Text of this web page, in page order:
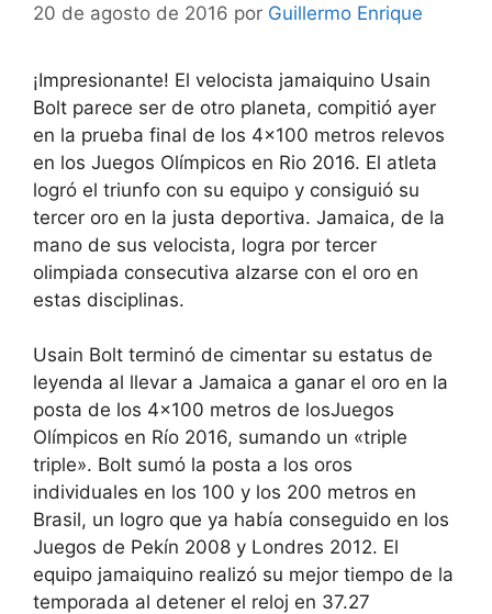
20 de agosto de 2016 por Guillermo Enrique
¡Impresionante! El velocista jamaiquino Usain
Bolt parece ser de otro planeta, compitió ayer
en la prueba final de los 4×100 metros relevos
en los Juegos Olímpicos en Rio 2016. El atleta
logró el triunfo con su equipo y consiguió su
tercer oro en la justa deportiva. Jamaica, de la
mano de sus velocista, logra por tercer
olimpiada consecutiva alzarse con el oro en
estas disciplinas.
Usain Bolt terminó de cimentar su estatus de
leyenda al llevar a Jamaica a ganar el oro en la
posta de los 4×100 metros de losJuegos
Olímpicos en Río 2016, sumando un «triple
triple». Bolt sumó la posta a los oros
individuales en los 100 y los 200 metros en
Brasil, un logro que ya había conseguido en los
Juegos de Pekín 2008 y Londres 2012. El
equipo jamaiquino realizó su mejor tiempo de la
temporada al detener el reloj en 37.27